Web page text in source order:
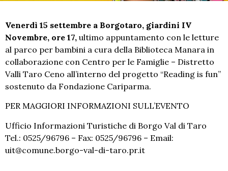
Venerdì 15 settembre a Borgotaro, giardini IV
Novembre, ore 17, ultimo appuntamento con le letture
al parco per bambini a cura della Biblioteca Manara in
collaborazione con Centro per le Famiglie – Distretto
Valli Taro Ceno all’interno del progetto “Reading is fun”
sostenuto da Fondazione Cariparma.
PER MAGGIORI INFORMAZIONI SULL’EVENTO
Ufficio Informazioni Turistiche di Borgo Val di Taro
Tel.: 0525/96796 – Fax: 0525/96796 – Email:
uit@comune.borgo-val-di-taro.pr.it